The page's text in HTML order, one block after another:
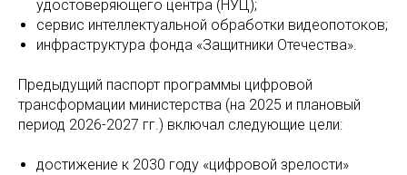
удостоверяющего центра (НУЦ);
сервис интеллектуальной обработки видеопотоков;
инфраструктура фонда «Защитники Отечества».
Предыдущий паспорт программы цифровой
трансформации министерства (на 2025 и плановый
период 2026-2027 гг.) включал следующие цели:
достижение к 2030 году «цифровой зрелости»